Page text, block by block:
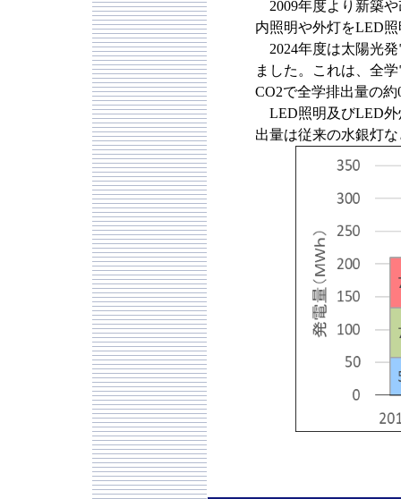
2009年度より新築
内照明や外灯をLED
2024年度は太陽光発
ました。これは、全
CO2で全学排出量の
LED照明及びLED外
出量は従来の水銀灯